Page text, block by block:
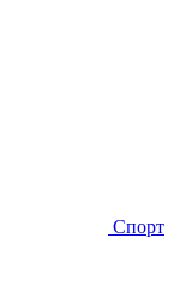
Спорт